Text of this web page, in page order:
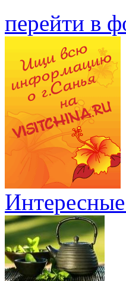
перейти в